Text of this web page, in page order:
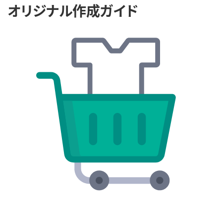
オリジナル作成ガイド